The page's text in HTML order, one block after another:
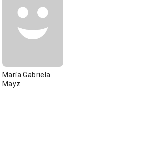
María Gabriela
Mayz